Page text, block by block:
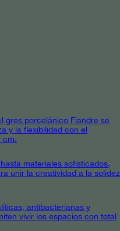
gres porcelánico Fiandre se
y la flexibilidad con el
cm.
materiales sofisticados,
unir la creatividad a la solidez
antibacterianas y
vivir los espacios con total